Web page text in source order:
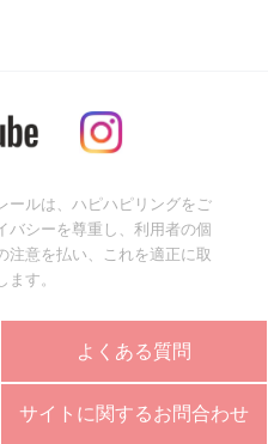
ールは、ハピハピリングをご
バシーを尊重し、利用者の個
注意を払い、これを適正に取
す。
よくある質問
サイトに関するお問合わせ